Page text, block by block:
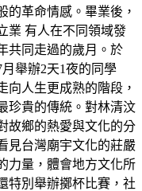
的革命情感。畢業後，
業 有人在不同領域發
共同走過的歲月。於
舉辦2天1夜的同學
向人生更成熟的階段，
珍貴的傳統。對林清汶
故鄉的熱愛與文化的分
見台灣廟宇文化的莊嚴
力量，體會地方文化所
特別舉辦擲杯比賽，社